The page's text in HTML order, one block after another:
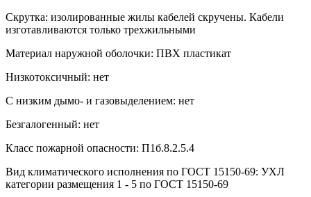
Скрутка: изолированные жилы кабелей скручены. Кабели
изготавливаются только трехжильными
Материал наружной оболочки: ПВХ пластикат
Низкотоксичный: нет
С низким дымо- и газовыделением: нет
Безгалогенный: нет
Класс пожарной опасности: П1б.8.2.5.4
Вид климатического исполнения по ГОСТ 15150-69: УХЛ
категории размещения 1 - 5 по ГОСТ 15150-69